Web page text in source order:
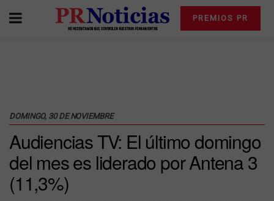
PREMIOS PR
DOMINGO, 30 DE NOVIEMBRE
Audiencias TV: El último domingo
del mes es liderado por Antena 3
(11,3%)